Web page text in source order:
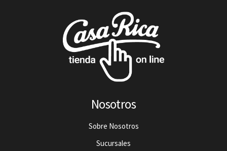
Nosotros
Sobre Nosotros
Sucursales